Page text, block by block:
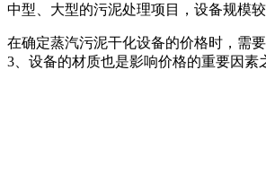
中型、大型的污泥处理项目，设备规模
在确定蒸汽污泥干化设备的价格时，需
3、设备的材质也是影响价格的重要因素